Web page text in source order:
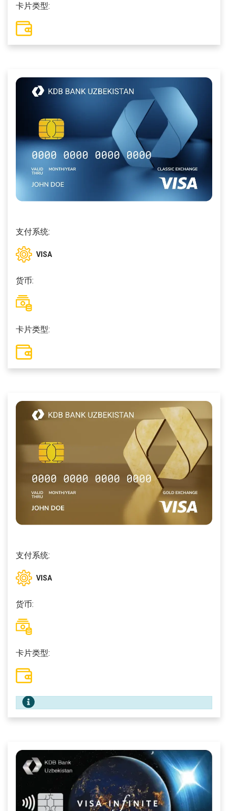
卡片类型:
支付系统:
VISA
货币:
卡片类型:
支付系统:
VISA
货币:
卡片类型: